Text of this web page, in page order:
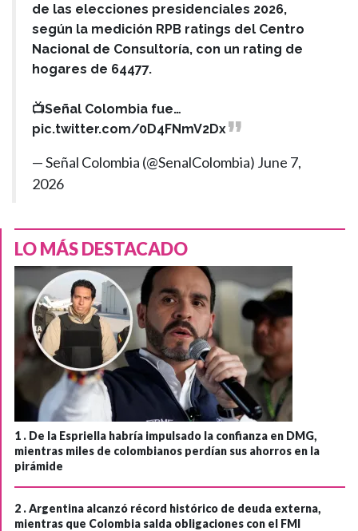
de las elecciones presidenciales 2026,
según la medición RPB ratings del Centro
Nacional de Consultoría, con un rating de
hogares de 64477.
📺Señal Colombia fue…
pic.twitter.com/0D4FNmV2Dx
— Señal Colombia (@SenalColombia) June 7,
2026
LO MÁS DESTACADO
1 . De la Espriella habría impulsado la confianza en DMG,
mientras miles de colombianos perdían sus ahorros en la
pirámide
2 .Argentina alcanzó récord histórico de deuda externa,
mientras que Colombia salda obligaciones con el FMI